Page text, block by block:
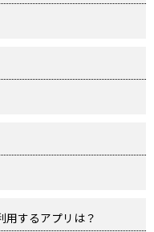
するアプリは？